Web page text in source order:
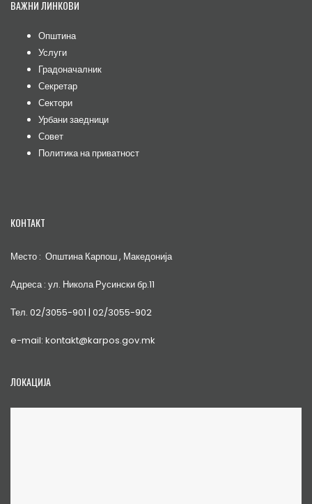
ВАЖНИ ЛИНКОВИ
Општина
Услуги
Градоначалник
Секретар
Сектори
Урбани заедници
Совет
Политика на приватност
КОНТАКТ
Место : Општина Карпош , Македонија
Адреса : ул. Никола Русински бр.11
Тел. 02/3055-901 | 02/3055-902
e-mail: kontakt@karpos.gov.mk
ЛОКАЦИЈА